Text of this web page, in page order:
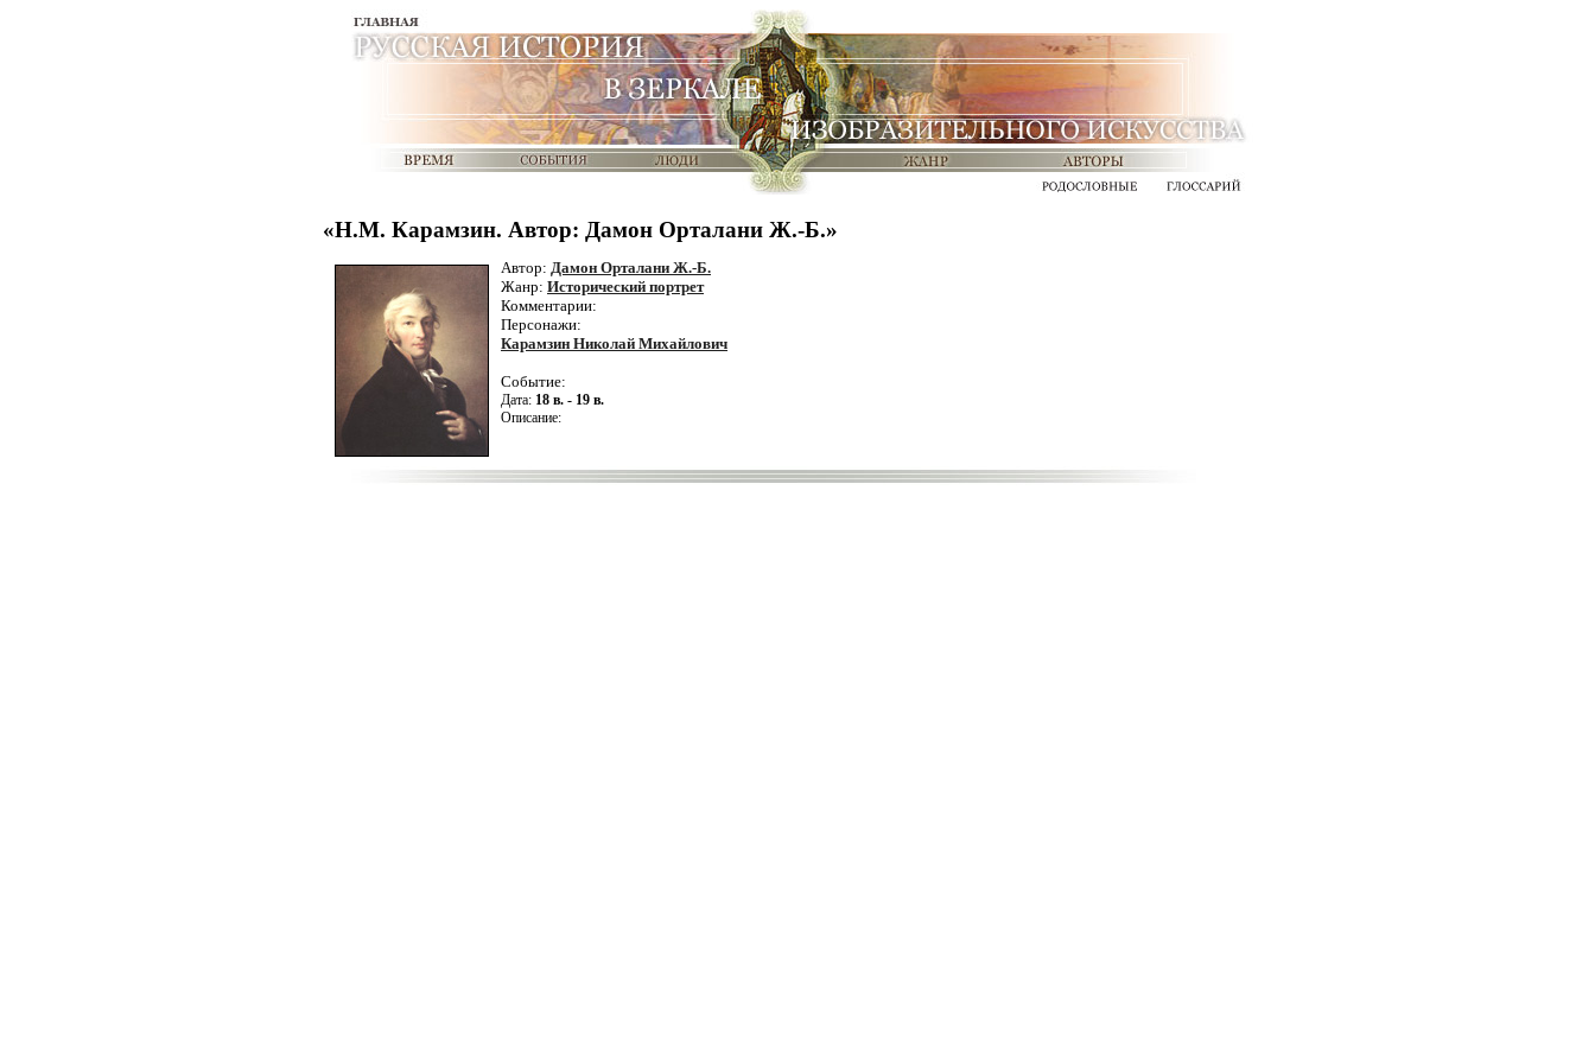
«Н.М. Карамзин. Автор: Дамон Орталани Ж.-Б.»
Автор: Дамон Орталани Ж.-Б.
Жанр: Исторический портрет
Комментарии:
Персонажи:
Карамзин Николай Михайлович
Событие:
Дата: 18 в. - 19 в.
Описание: